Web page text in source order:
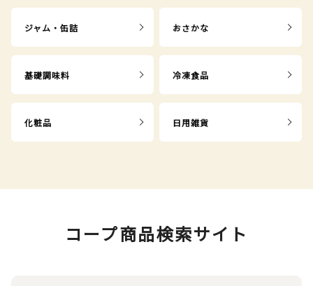
ジャム・缶詰 おさかな
基礎調味料 冷凍食品
化粧品 日用雑貨
コープ商品検索サイト